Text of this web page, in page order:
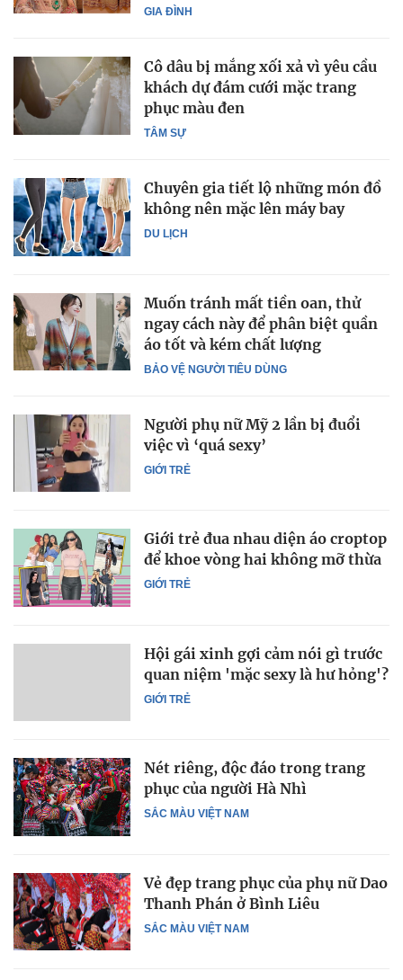
GIA ĐÌNH
TÂM SỰ
Cô dâu bị mắng xối xả vì yêu cầu
khách dự đám cưới mặc trang
phục màu đen
DU LỊCH
Chuyên gia tiết lộ những món đồ
không nên mặc lên máy bay
BẢO VỆ NGƯỜI TIÊU DÙNG
Muốn tránh mất tiền oan, thử
ngay cách này để phân biệt quần
áo tốt và kém chất lượng
GIỚI TRẺ
Người phụ nữ Mỹ 2 lần bị đuổi
việc vì ‘quá sexy’
GIỚI TRẺ
Giới trẻ đua nhau diện áo croptop
để khoe vòng hai không mỡ thừa
GIỚI TRẺ
Hội gái xinh gợi cảm nói gì trước
quan niệm 'mặc sexy là hư hỏng'?
SẮC MÀU VIỆT NAM
Nét riêng, độc đáo trong trang
phục của người Hà Nhì
SẮC MÀU VIỆT NAM
Vẻ đẹp trang phục của phụ nữ Dao
Thanh Phán ở Bình Liêu